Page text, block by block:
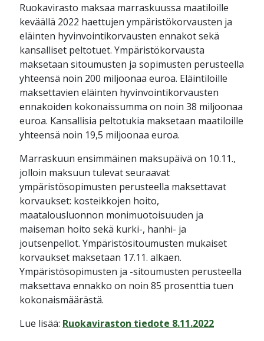
Ruokavirasto maksaa marraskuussa maatiloille
keväällä 2022 haettujen ympäristökorvausten ja
eläinten hyvinvointikorvausten ennakot sekä
kansalliset peltotuet. Ympäristökorvausta
maksetaan sitoumusten ja sopimusten perusteella
yhteensä noin 200 miljoonaa euroa. Eläintiloille
maksettavien eläinten hyvinvointikorvausten
ennakoiden kokonaissumma on noin 38 miljoonaa
euroa. Kansallisia peltotukia maksetaan maatiloille
yhteensä noin 19,5 miljoonaa euroa.
Marraskuun ensimmäinen maksupäivä on 10.11.,
jolloin maksuun tulevat seuraavat
ympäristösopimusten perusteella maksettavat
korvaukset: kosteikkojen hoito,
maatalousluonnon monimuotoisuuden ja
maiseman hoito sekä kurki-, hanhi- ja
joutsenpellot. Ympäristösitoumusten mukaiset
korvaukset maksetaan 17.11. alkaen.
Ympäristösopimusten ja -sitoumusten perusteella
maksettava ennakko on noin 85 prosenttia tuen
kokonaismäärästä.
Lue lisää: Ruokaviraston tiedote 8.11.2022